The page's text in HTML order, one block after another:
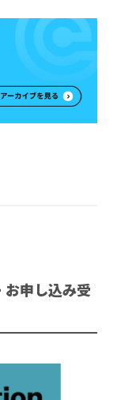
お申し込み受